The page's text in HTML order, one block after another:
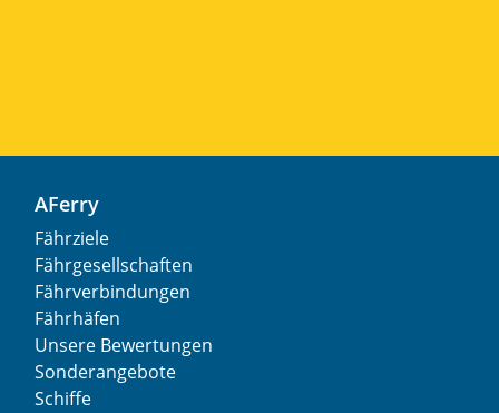
AFerry
Fährziele
Fährgesellschaften
Fährverbindungen
Fährhäfen
Unsere Bewertungen
Sonderangebote
Schiffe